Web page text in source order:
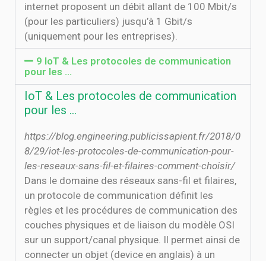
internet proposent un débit allant de 100 Mbit/s
(pour les particuliers) jusqu’à 1 Gbit/s
(uniquement pour les entreprises).
9 IoT & Les protocoles de communication
pour les …
IoT & Les protocoles de communication
pour les …
https://blog.engineering.publicissapient.fr/2018/0
8/29/iot-les-protocoles-de-communication-pour-
les-reseaux-sans-fil-et-filaires-comment-choisir/
Dans le domaine des réseaux sans-fil et filaires,
un protocole de communication définit les
règles et les procédures de communication des
couches physiques et de liaison du modèle OSI
sur un support/canal physique. Il permet ainsi de
connecter un objet (device en anglais) à un